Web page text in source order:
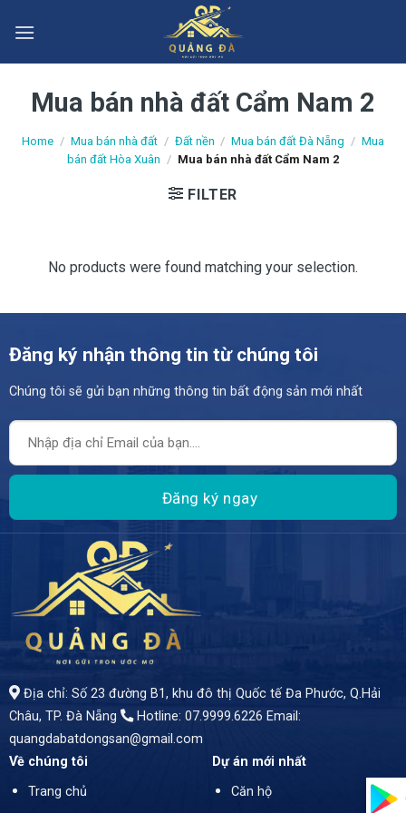
Mua bán nhà đất Cẩm Nam 2
Home / Mua bán nhà đất / Đất nền / Mua bán đất Đà Nẵng / Mua
bán đất Hòa Xuân / Mua bán nhà đất Cẩm Nam 2
FILTER
No products were found matching your selection.
Đăng ký nhận thông tin từ chúng tôi
Chúng tôi sẽ gửi bạn những thông tin bất động sản mới nhất
Địa chỉ: Số 23 đường B1, khu đô thị Quốc tế Đa Phước, Q.Hải
Châu, TP. Đà Nẵng
Hotline: 07.9999.6226 Email:
quangdabatdongsan@gmail.com
Về chúng tôi
Trang chủ
Dự án mới nhất
Căn hộ